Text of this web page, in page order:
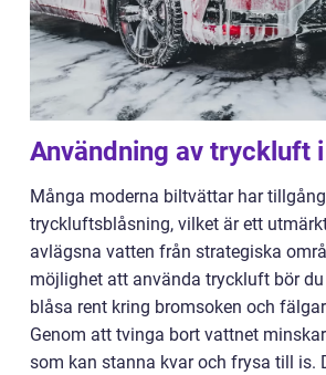
Användning av tryckluft
Många moderna biltvättar har tillgång
tryckluftsblåsning, vilket är ett
avlägsna vatten från strategiska
möjlighet att använda tryckluft bör
blåsa rent kring bromsoken och
Genom att tvinga bort vattnet
som kan stanna kvar och frysa till is.